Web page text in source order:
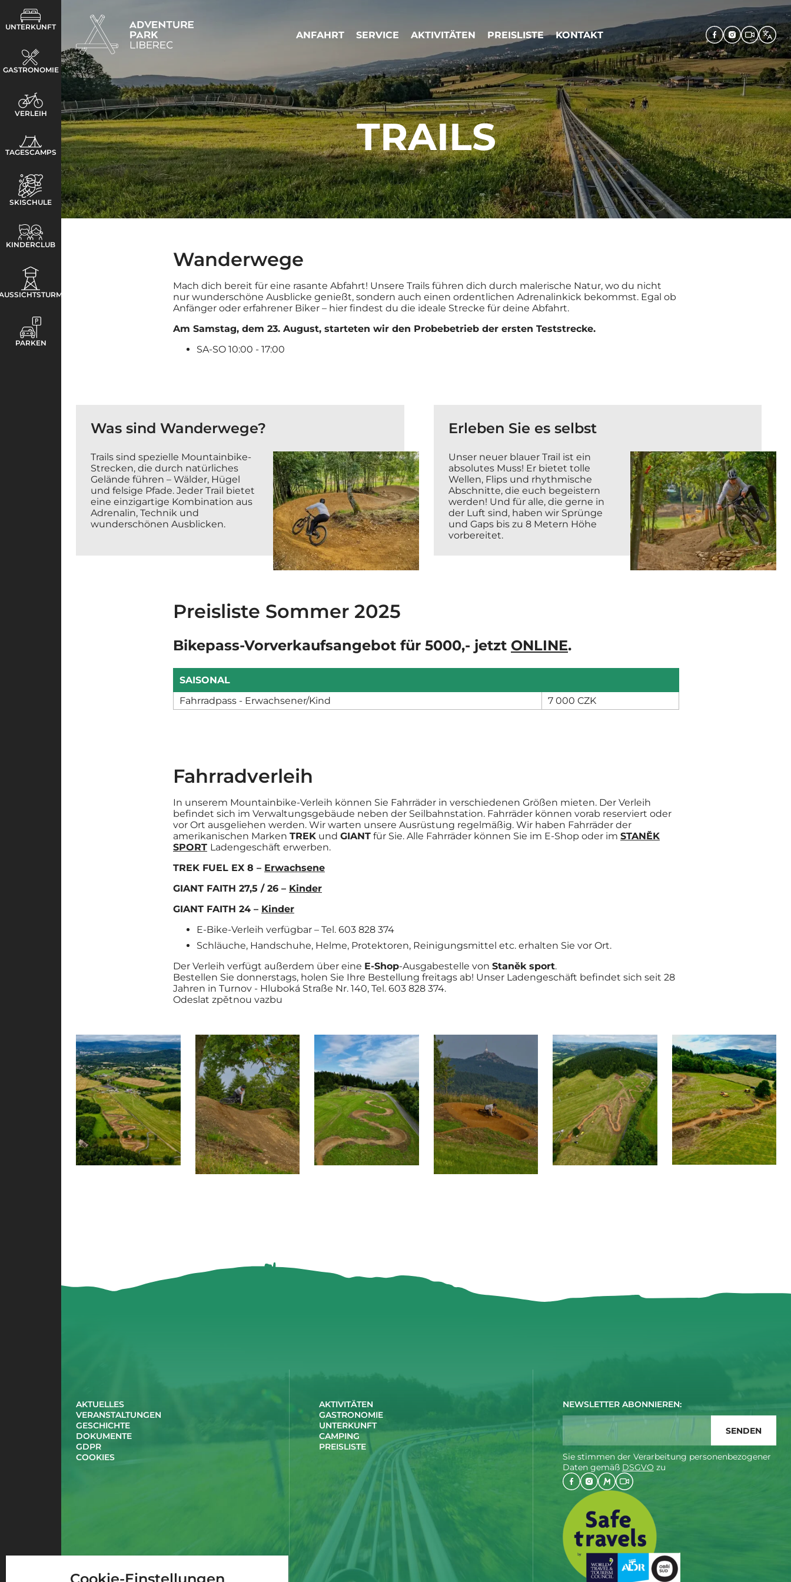
ANFAHRT SERVICE AKTIVITÄTEN PREISLISTE KONTAKT
UNTERKUNFT
GASTRONOMIE
VERLEIH
TAGESCAMPS
SKISCHULE
KINDERCLUB
PARKEN
TRAILS
Wanderwege
Mach dich bereit für eine rasante Abfahrt! Unsere Trails führen dich durch malerische Natur, wo du nicht
nur wunderschöne Ausblicke genießt, sondern auch einen ordentlichen Adrenalinkick bekommst. Egal ob
Anfänger oder erfahrener Biker – hier findest du die ideale Strecke für deine Abfahrt.
Am Samstag, dem 23. August, starteten wir den Probebetrieb der ersten Teststrecke.
SA-SO 10:00 - 17:00
Was sind Wanderwege?
Trails sind spezielle Mountainbike-
Strecken, die durch natürliches
Gelände führen – Wälder, Hügel
und felsige Pfade. Jeder Trail bietet
eine einzigartige Kombination aus
Adrenalin, Technik und
wunderschönen Ausblicken.
Erleben Sie es selbst
Unser neuer blauer Trail ist ein
absolutes Muss! Er bietet tolle
Wellen, Flips und rhythmische
Abschnitte, die euch begeistern
werden! Und für alle, die gerne in
der Luft sind, haben wir Sprünge
und Gaps bis zu 8 Metern Höhe
vorbereitet.
Preisliste Sommer 2025
Bikepass-Vorverkaufsangebot für 5000,- jetzt ONLINE.
SAISONAL
Fahrradpass - Erwachsener/Kind
7 000 CZK
Fahrradverleih
In unserem Mountainbike-Verleih können Sie Fahrräder in verschiedenen Größen mieten. Der Verleih
befindet sich im Verwaltungsgebäude neben der Seilbahnstation. Fahrräder können vorab reserviert oder
vor Ort ausgeliehen werden. Wir warten unsere Ausrüstung regelmäßig. Wir haben Fahrräder der
amerikanischen Marken TREK und GIANT für Sie. Alle Fahrräder können Sie im E-Shop oder im STANĚK
SPORT Ladengeschäft erwerben.
TREK FUEL EX 8 – Erwachsene
GIANT FAITH 27,5 / 26 – Kinder
GIANT FAITH 24 – Kinder
E-Bike-Verleih verfügbar – Tel. 603 828 374
Schläuche, Handschuhe, Helme, Protektoren, Reinigungsmittel etc. erhalten Sie vor Ort.
Der Verleih verfügt außerdem über eine E-Shop-Ausgabestelle von Staněk sport.
Bestellen Sie donnerstags, holen Sie Ihre Bestellung freitags ab! Unser Ladengeschäft befindet sich seit 28
Jahren in Turnov - Hluboká Straße Nr. 140, Tel. 603 828 374.
Odeslat zpětnou vazbu
AKTUELLES
VERANSTALTUNGEN
GESCHICHTE
DOKUMENTE
GDPR
COOKIES
AKTIVITÄTEN
GASTRONOMIE
UNTERKUNFT
CAMPING
PREISLISTE
NEWSLETTER ABONNIEREN:
Sie stimmen der Verarbeitung personenbezogener
Daten gemäß DSGVO zu